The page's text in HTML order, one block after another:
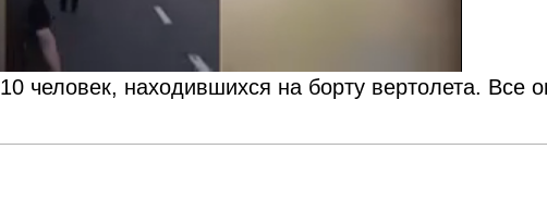
10 человек, находившихся на борту вертолета. Все